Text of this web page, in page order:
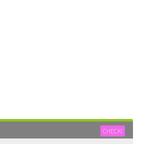
CHECK!